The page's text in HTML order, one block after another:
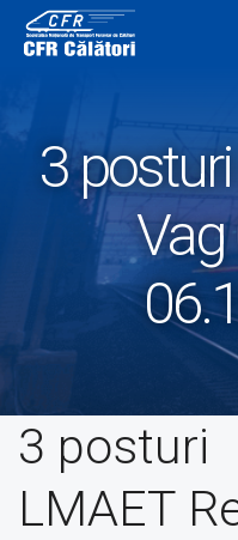
content
3
Vag
3 posturi
LMAET